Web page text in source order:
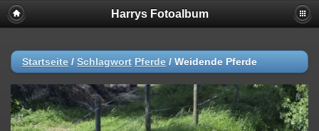
Harrys Fotoalbum
Startseite / Schlagwort Pferde / Weidende Pferde